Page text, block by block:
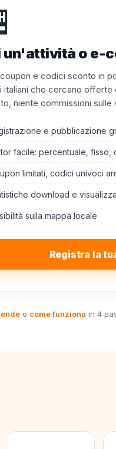
un'attività o e-
e codici sconto in
italiani che cercano offerte
niente commissioni sulle
e pubblicazione
facile: percentuale, fisso,
limitati, codici univoci
download e
sulla mappa locale
Registra la
o come funziona in 4